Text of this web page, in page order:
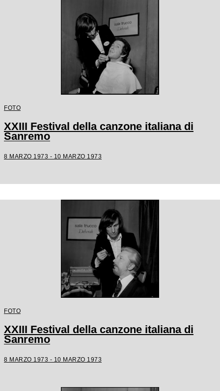
FOTO
XXIII Festival della canzone italiana di
Sanremo
8 MARZO 1973 - 10 MARZO 1973
FOTO
XXIII Festival della canzone italiana di
Sanremo
8 MARZO 1973 - 10 MARZO 1973